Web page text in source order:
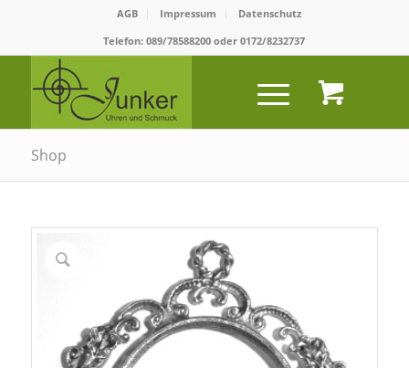
AGB Impressum
Datenschutz
Telefon:089/78588200 oder0172/8232737
Shop